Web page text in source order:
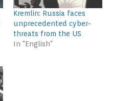
Kremlin: Russia faces
unprecedented cyber-
threats from the US
In "English"